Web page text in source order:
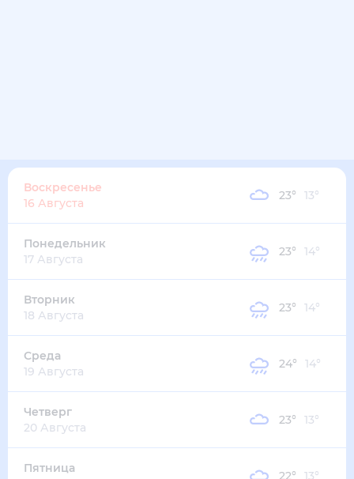
Воскресенье
16 Августа
23° 13°
Понедельник
17 Августа
23° 14°
Вторник
18 Августа
23° 14°
Среда
19 Августа
24° 14°
Четверг
20 Августа
23° 13°
Пятница
22° 13°